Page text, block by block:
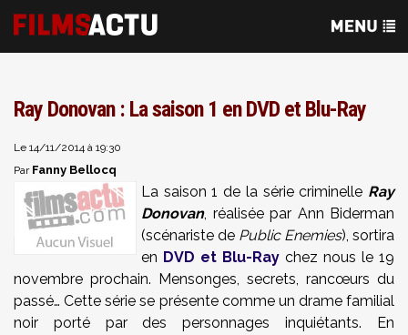
Ray Donovan : La saison 1 en DVD et Blu-Ray
Le 14/11/2014 à 19:30
Par Fanny Bellocq
La saison 1 de la série criminelle Ray
Donovan, réalisée par Ann Biderman
(scénariste de Public Enemies), sortira
en DVD et Blu-Ray chez nous le 19
novembre prochain. Mensonges, secrets, rancœurs du
passé… Cette série se présente comme un drame familial
noir porté par des personnages inquiétants. En